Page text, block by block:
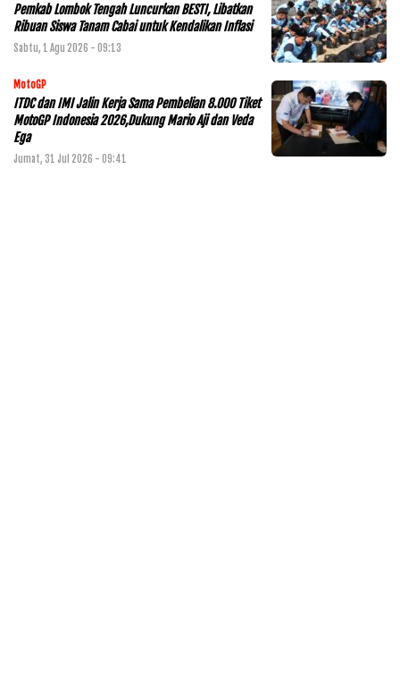
Pemkab Lombok Tengah Luncurkan BESTI, Libatkan
Ribuan Siswa Tanam Cabai untuk Kendalikan Inflasi
Sabtu, 1 Agu 2026 - 09:13
MotoGP
ITDC dan IMI Jalin Kerja Sama Pembelian 8.000 Tiket
MotoGP Indonesia 2026,Dukung Mario Aji dan Veda
Ega
Jumat, 31 Jul 2026 - 09:41